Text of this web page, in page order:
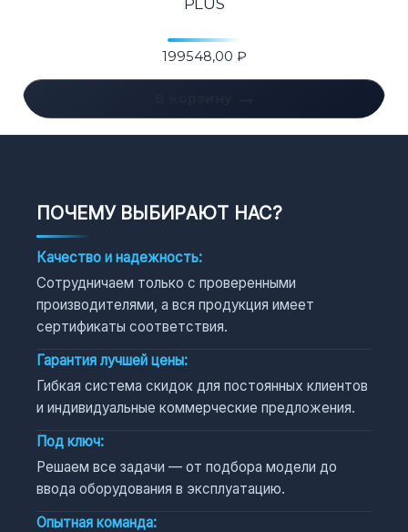
199548,00 ₽
ПОЧЕМУ ВЫБИРАЮТ НАС?
Качество и надежность:
Сотрудничаем только с проверенными
производителями, а вся продукция имеет
сертификаты соответствия.
Гарантия лучшей цены:
Гибкая система скидок для постоянных клиентов
и индивидуальные коммерческие предложения.
Под ключ:
Решаем все задачи — от подбора модели до
ввода оборудования в эксплуатацию.
Опытная команда: